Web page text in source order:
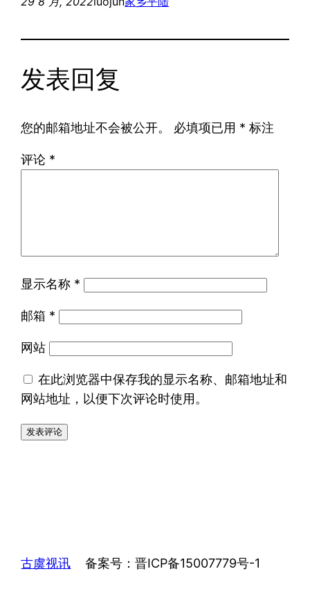
发表回复
您的邮箱地址不会被公开。 必填项已用 * 标注
评论 *
显示名称 *
邮箱 *
网站
在此浏览器中保存我的显示名称、邮箱地址和
网站地址，以便下次评论时使用。
古虞视讯 备案号：晋ICP备15007779号-1